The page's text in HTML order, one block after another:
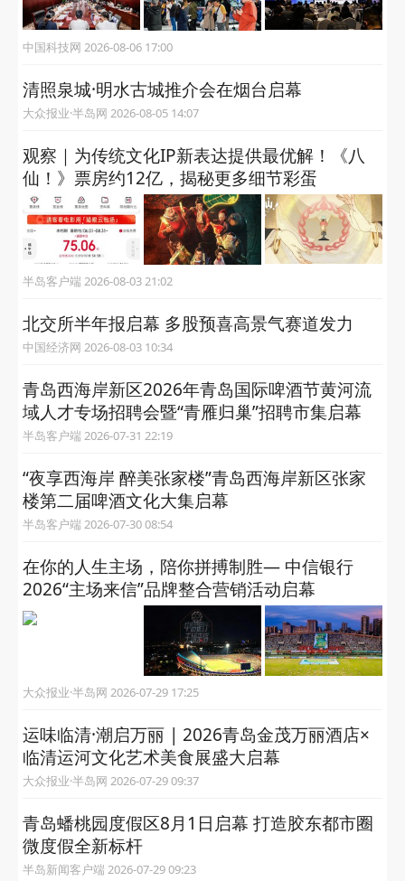
中国科技网 2026-08-06 17:00
清照泉城·明水古城推介会在烟台启幕
大众报业·半岛网 2026-08-05 14:07
观察｜为传统文化IP新表达提供最优解！《八
仙！》票房约12亿，揭秘更多细节彩蛋
半岛客户端 2026-08-03 21:02
北交所半年报启幕 多股预喜高景气赛道发力
中国经济网 2026-08-03 10:34
青岛西海岸新区2026年青岛国际啤酒节黄河流
域人才专场招聘会暨“青雁归巢”招聘市集启幕
半岛客户端 2026-07-31 22:19
“夜享西海岸 醉美张家楼”青岛西海岸新区张家
楼第二届啤酒文化大集启幕
半岛客户端 2026-07-30 08:54
在你的人生主场，陪你拼搏制胜— 中信银行
2026“主场来信”品牌整合营销活动启幕
大众报业·半岛网 2026-07-29 17:25
运味临清·潮启万丽 | 2026青岛金茂万丽酒店×
临清运河文化艺术美食展盛大启幕
大众报业·半岛网 2026-07-29 09:37
青岛蟠桃园度假区8月1日启幕 打造胶东都市圈
微度假全新标杆
半岛新闻客户端 2026-07-29 09:23